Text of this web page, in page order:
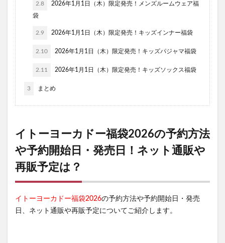
2.8
2026年1月1日（木）限定発売！メンズルームウェア福
袋
2.9 2026年1月1日（木）限定発売！キッズインナー福袋
2.10 2026年1月1日（木）限定発売！キッズパジャマ福袋
2.11 2026年1月1日（木）限定発売！キッズソックス福袋
3 まとめ
イトーヨーカドー福袋2026の予約方法
や予約開始日・発売日！ネット通販や
再販予定は？
イトーヨーカドー福袋2026の予約方法や予約開始日・発売
日、ネット通販や再販予定についてご紹介します。